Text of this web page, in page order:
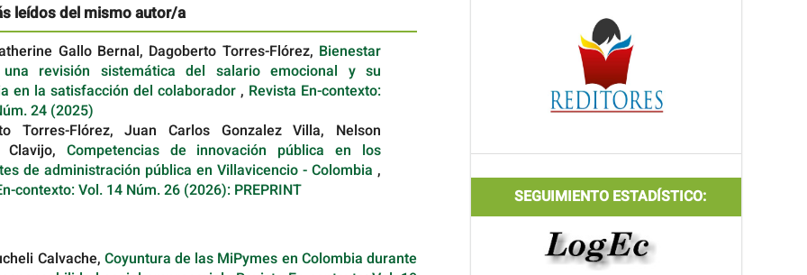
leídos del mismo autor/a
Gallo Bernal, Dagoberto Torres-Flórez, Bienestar
una revisión sistemática del salario emocional y su
en la satisfacción del colaborador , Revista En-contexto:
24 (2025)
Torres-Flórez, Juan Carlos Gonzalez Villa, Nelson
Clavijo, Competencias de innovación pública en los
de administración pública en Villavicencio - Colombia ,
contexto: Vol. 14 Núm. 26 (2026): PREPRINT
Calvache, Coyuntura de las MiPymes en Colombia durante
SEGUIMIENTO ESTADÍSTICO: